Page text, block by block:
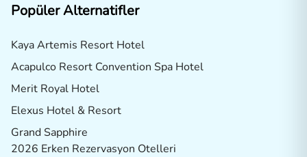
Popüler Alternatifler
Kaya Artemis Resort Hotel
Acapulco Resort Convention Spa Hotel
Merit Royal Hotel
Elexus Hotel & Resort
Grand Sapphire
2026 Erken Rezervasyon Otelleri